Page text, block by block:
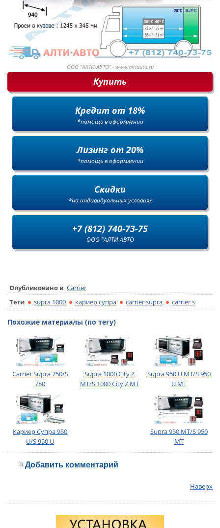
Купить
Кредит от 18%
*помощь в оформлении
Лизинг от 20%
*помощь в оформлении
Скидки
*на индивидуальных условиях
+7 (812) 740-73-75
ООО "АЛТИ-АВТО
ООО "АЛТИ-АВТО" - www.altiauto.ru
Опубликовано в Carrier
Теги
supra 1000 кариер супра carrier supra carrier s
Похожие материалы (по тегу)
Carrier Supra 750/S
750
Supra 1000 City Z
MT/S 1000 City Z MT
Supra 950 U MT/S 950
U MT
Кариер Супра 950
U/S 950 U
Supra 950 MT/S 950
MT
Добавить комментарий
Наверх